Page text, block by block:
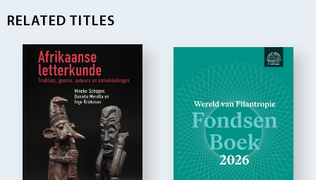
RELATED TITLES